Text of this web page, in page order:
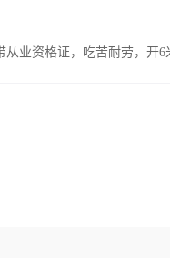
从业资格证，吃苦耐劳，开6